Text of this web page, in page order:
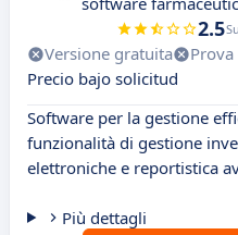
2.5
Versione gratuita
Precio bajo solicitud
Software per la gestione
funzionalità di gestione
elettroniche e reportistica
Più dettagli